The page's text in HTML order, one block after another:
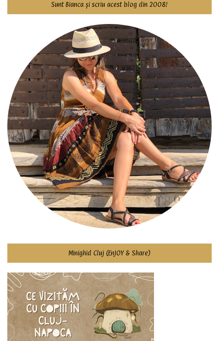
Sunt Bianca și scriu acest blog din 2008!
Minighid Cluj (EnJOY & Share)